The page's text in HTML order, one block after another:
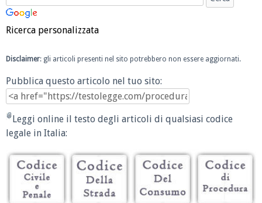
Ricerca personalizzata
Disclaimer: gli articoli presenti nel sito potrebbero non essere aggiornati.
Pubblica questo articolo nel tuo sito:
Leggi online il testo degli articoli di qualsiasi codice
legale in Italia: